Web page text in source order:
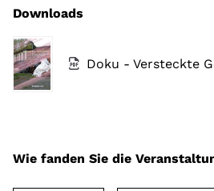
Downloads
Doku - Versteckte
Wie fanden Sie die